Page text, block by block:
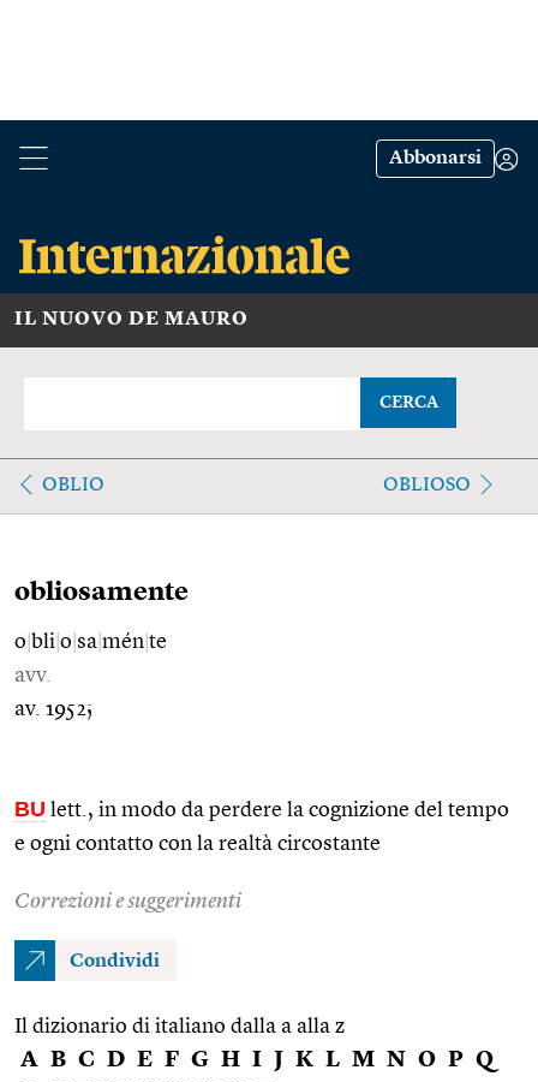
Abbonarsi
IL NUOVO DE MAURO
CERCA
OBLIO OBLIOSO
obliosamente
o bli o sa mén te
avv.
av. 1952;
BU lett., in modo da perdere la cognizione del tempo
e ogni contatto con la realtà circostante
Correzioni e suggerimenti
Condividi
Il dizionario di italiano dalla a alla z
A B C D E F G H I J K L M N O P Q